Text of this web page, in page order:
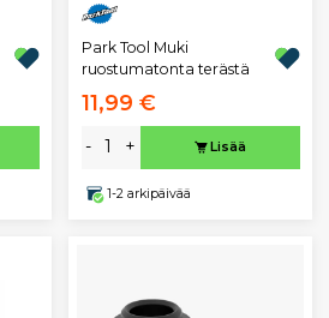
Park Tool Muki
ruostumatonta terästä
11,99 €
- + Lisää
1-2 arkipäivää